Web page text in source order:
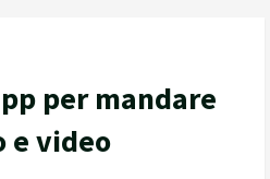
per mandare
e video